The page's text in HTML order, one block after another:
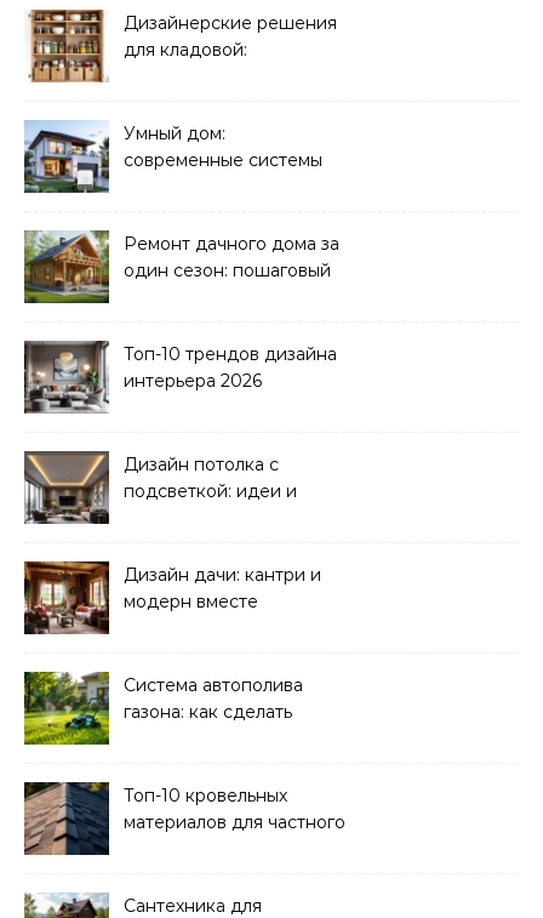
Дизайнерские решения
для кладовой:
Умный дом:
современные системы
Ремонт дачного дома за
один сезон: пошаговый
Топ-10 трендов дизайна
интерьера 2026
Дизайн потолка с
подсветкой: идеи и
Дизайн дачи: кантри и
модерн вместе
Система автополива
газона: как сделать
Топ-10 кровельных
материалов для частного
Сантехника для